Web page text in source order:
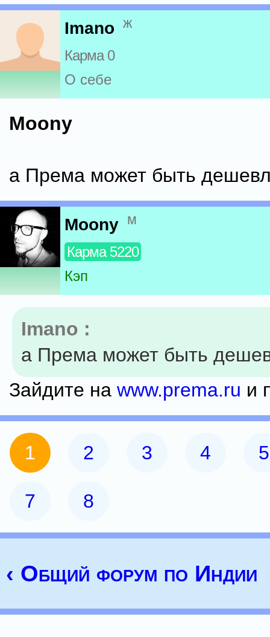
Imano ж
Карма 0
О себе
Moony
а Према может быть
Moony м
Карма 5220
Кэп
Imano :
а Према может быть
Зайдите на www.prema.ru и
1 2 3 4 5
7 8
‹ Общий форум по Индии